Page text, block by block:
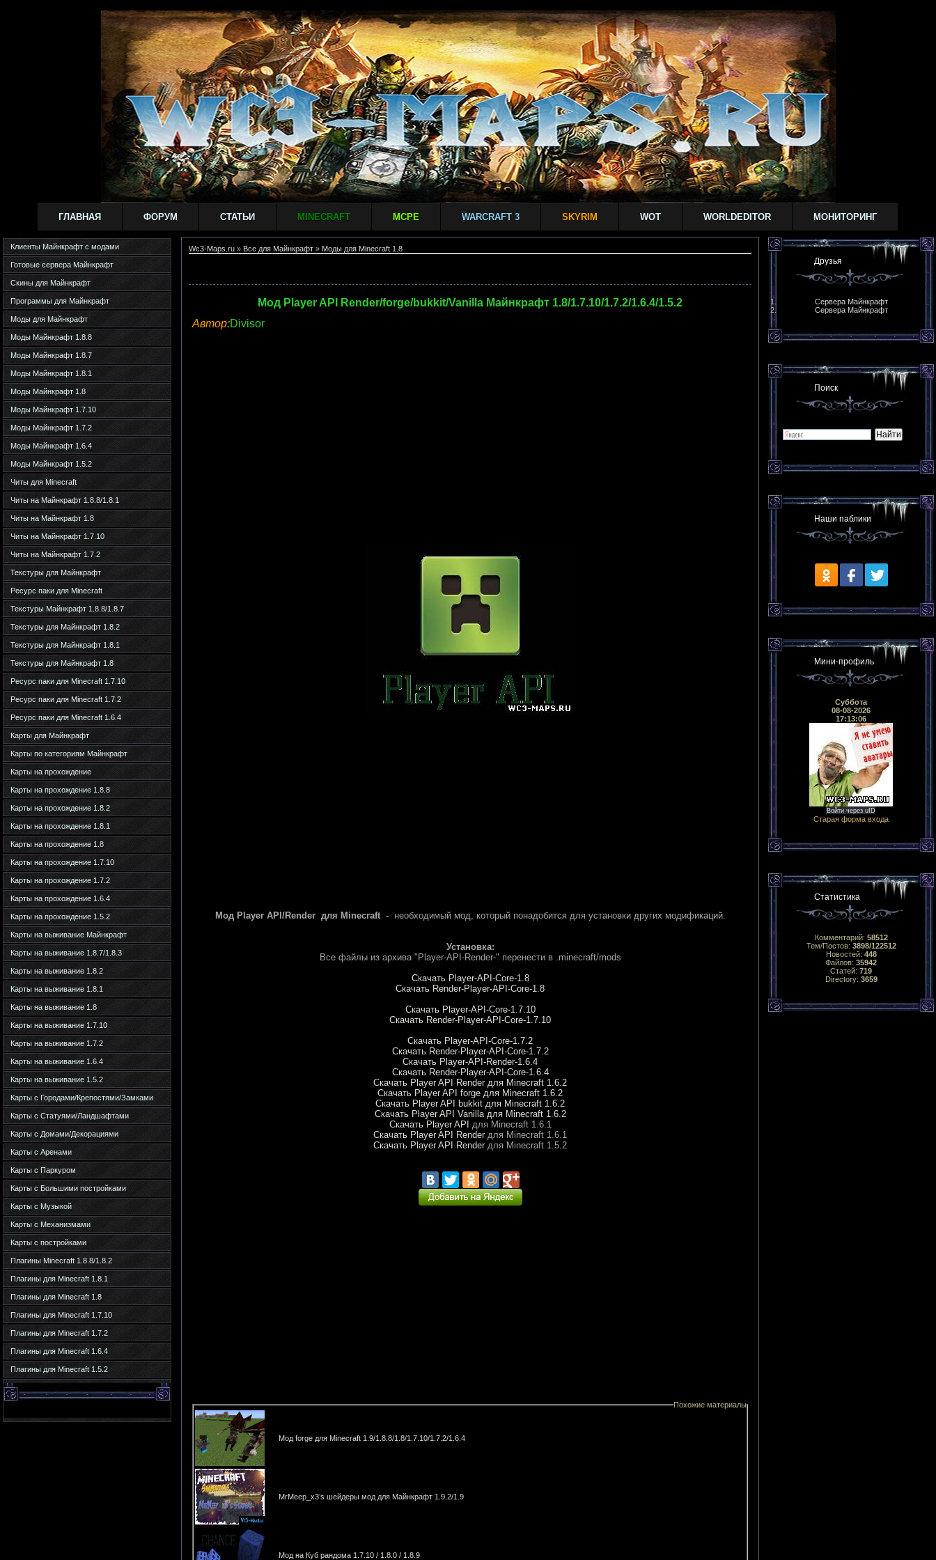
ГЛАВНАЯ ФОРУМ СТАТЬИ MINECRAFT MCPE WARCRAFT 3 SKYRIM WOT WORLDEDITOR МОНИТОРИНГ
Клиенты Майнкрафт с модами
Готовые сервера Майнкрафт
Скины для Майнкрафт
Программы для Майнкрафт
Моды для Майнкрафт
Моды Майнкрафт 1.8.8
Моды Майнкрафт 1.8.7
Моды Майнкрафт 1.8.1
Моды Майнкрафт 1.8
Моды Майнкрафт 1.7.10
Моды Майнкрафт 1.7.2
Моды Майнкрафт 1.6.4
Моды Майнкрафт 1.5.2
Читы для Minecraft
Читы на Майнкрафт 1.8.8/1.8.1
Читы на Майнкрафт 1.8
Читы на Майнкрафт 1.7.10
Читы на Майнкрафт 1.7.2
Текстуры для Майнкрафт
Ресурс паки для Minecraft
Текстуры Майнкрафт 1.8.8/1.8.7
Текстуры для Майнкрафт 1.8.2
Текстуры для Майнкрафт 1.8.1
Текстуры для Майнкрафт 1.8
Ресурс паки для Minecraft 1.7.10
Ресурс паки для Minecraft 1.7.2
Ресурс паки для Minecraft 1.6.4
Карты для Майнкрафт
Карты по категориям Майнкрафт
Карты на прохождение
Карты на прохождение 1.8.8
Карты на прохождение 1.8.2
Карты на прохождение 1.8.1
Карты на прохождение 1.8
Карты на прохождение 1.7.10
Карты на прохождение 1.7.2
Карты на прохождение 1.6.4
Карты на прохождение 1.5.2
Карты на выживание Майнкрафт
Карты на выживание 1.8.7/1.8.3
Карты на выживание 1.8.2
Карты на выживание 1.8.1
Карты на выживание 1.8
Карты на выживание 1.7.10
Карты на выживание 1.7.2
Карты на выживание 1.6.4
Карты на выживание 1.5.2
Карты с Городами/Крепостями/Замками
Карты с Статуями/Ландшафтами
Карты с Домами/Декорациями
Карты с Аренами
Карты с Паркуром
Карты с Большими постройками
Карты с Музыкой
Карты с Механизмами
Карты с постройками
Плагины Minecraft 1.8.8/1.8.2
Плагины для Minecraft 1.8.1
Плагины для Minecraft 1.8
Плагины для Minecraft 1.7.10
Плагины для Minecraft 1.7.2
Плагины для Minecraft 1.6.4
Плагины для Minecraft 1.5.2
Wc3-Maps.ru » Все для Майнкрафт » Моды для Minecraft 1.8
Мод Player API Render/forge/bukkit/Vanilla Майнкрафт 1.8/1.7.10/1.7.2/1.6.4/1.5.2
Автор:Divisor
Мод Player API/Render для Minecraft - необходимый мод, который понадобится для установки других модификаций.
Установка:
Все файлы из архива "Player-API-Render-" перенести в .minecraft/mods
Скачать Player-API-Core-1.8
Скачать Render-Player-API-Core-1.8
Скачать Player-API-Core-1.7.10
Скачать Render-Player-API-Core-1.7.10
Скачать Player-API-Core-1.7.2
Скачать Render-Player-API-Core-1.7.2
Скачать Player-API-Render-1.6.4
Скачать Render-Player-API-Core-1.6.4
Скачать Player API Render для Minecraft 1.6.2
Скачать Player API forge для Minecraft 1.6.2
Скачать Player API bukkit для Minecraft 1.6.2
Скачать Player API Vanilla для Minecraft 1.6.2
Скачать Player API для Minecraft 1.6.1
Скачать Player API Render для Minecraft 1.6.1
Скачать Player API Render для Minecraft 1.5.2
Похожие материалы
Мод forge для Minecraft 1.9/1.8.8/1.8/1.7.10/1.7.2/1.6.4
MrMeep_x3’s шейдеры мод для Майнкрафт 1.9.2/1.9
Мод на Куб рандома 1.7.10 / 1.8.0 / 1.8.9
Друзья
Сервера Майнкрафт
Сервера Майнкрафт
Поиск
Наши паблики
Мини-профиль
Суббота
08-08-2026
17:13:06
Войти через uID
Старая форма входа
Статистика
Комментарий: 58512
Тем/Постов: 3898/122512
Новостей: 448
Файлов: 35942
Статей: 719
Directory: 3659